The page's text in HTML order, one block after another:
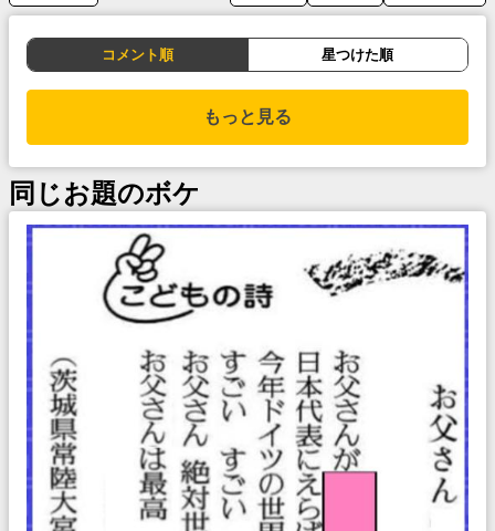
コメント順 星つけた順
もっと見る
同じお題のボケ